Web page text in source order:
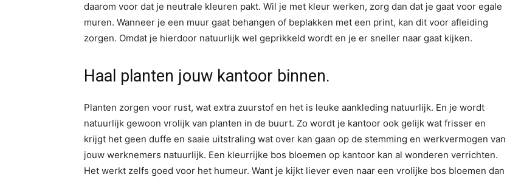
daarom voor dat je neutrale kleuren pakt. Wil je met kleur werken, zorg dan dat je gaat voor egale
muren. Wanneer je een muur gaat behangen of beplakken met een print, kan dit voor afleiding
zorgen. Omdat je hierdoor natuurlijk wel geprikkeld wordt en je er sneller naar gaat kijken.
Haal planten jouw kantoor binnen.
Planten zorgen voor rust, wat extra zuurstof en het is leuke aankleding natuurlijk. En je wordt
natuurlijk gewoon vrolijk van planten in de buurt. Zo wordt je kantoor ook gelijk wat frisser en
krijgt het geen duffe en saaie uitstraling wat over kan gaan op de stemming en werkvermogen van
jouw werknemers natuurlijk. Een kleurrijke bos bloemen op kantoor kan al wonderen verrichten.
Het werkt zelfs goed voor het humeur. Want je kijkt liever even naar een vrolijke bos bloemen dan